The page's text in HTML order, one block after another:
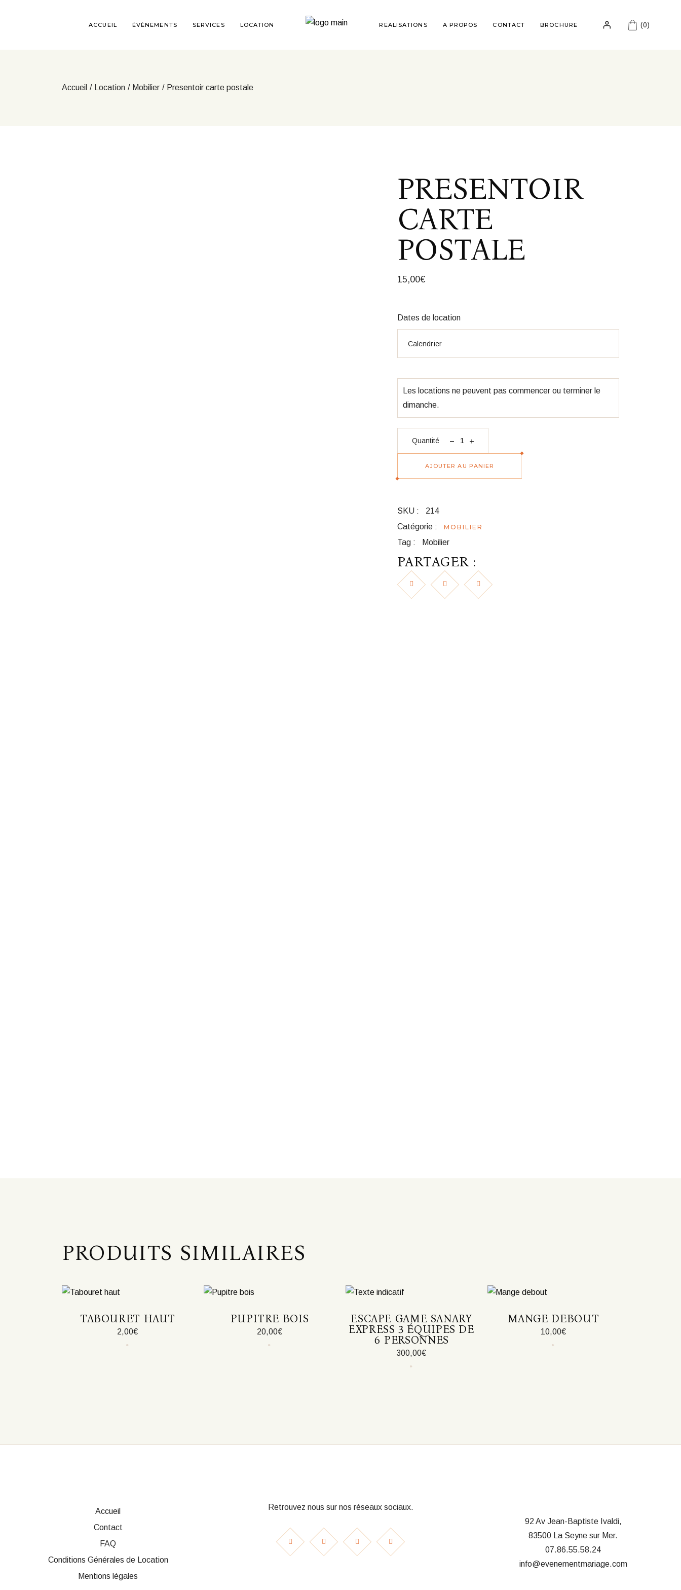
ACCUEIL ÉVÈNEMENTS SERVICES LOCATION REALISATIONS A PROPOS CONTACT BROCHURE (0)
Accueil Location Mobilier Presentoir carte postale
PRESENTOIR
CARTE
POSTALE
15,00€
Dates de location
Les locations ne peuvent pas commencer ou terminer le
dimanche.
Quantité
quantité Presentoir carte postale
AJOUTER AU PANIER
SKU :
214
Catégorie :
MOBILIER
Tag : Mobilier
PARTAGER :
PRODUITS SIMILAIRES
TABOURET HAUT
2,00€
PUPITRE BOIS
20,00€
ESCAPE GAME SANARY
EXPRESS 3 ÉQUIPES DE
6 PERSONNES
300,00€
MANGE DEBOUT
10,00€
Accueil
Contact
FAQ
Conditions Générales de Location
Mentions légales
Retrouvez nous sur nos réseaux sociaux.
92 Av Jean-Baptiste Ivaldi,
83500 La Seyne sur Mer.
07.86.55.58.24
info@evenementmariage.com